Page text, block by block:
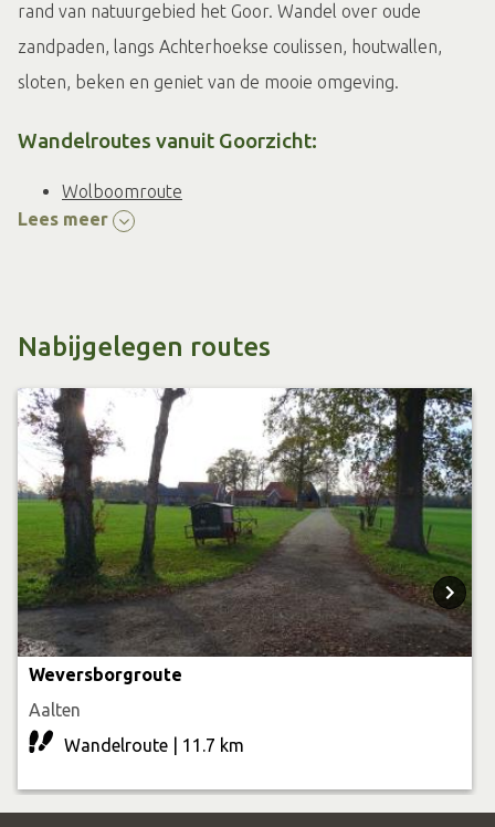
rand van natuurgebied het Goor. Wandel over oude
zandpaden, langs Achterhoekse coulissen, houtwallen,
sloten, beken en geniet van de mooie omgeving.
Wandelroutes vanuit Goorzicht:
Wolboomroute
Rondje Welpshof
Ludgerpad
Wandelkaart en route app
Met de wandelkaart (verkrijgbaar bij deAchterhoekse
VVV’sen Toeristische Informatiepunten) of via
Achterhoekse route-appkun je zelf een route
samenstellen.
Lees meer
Nabijgelegen routes
Weversborgroute
Aalten
Wandelroute | 11.7 km